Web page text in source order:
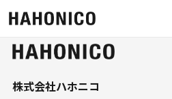
株式会社ハホニコ